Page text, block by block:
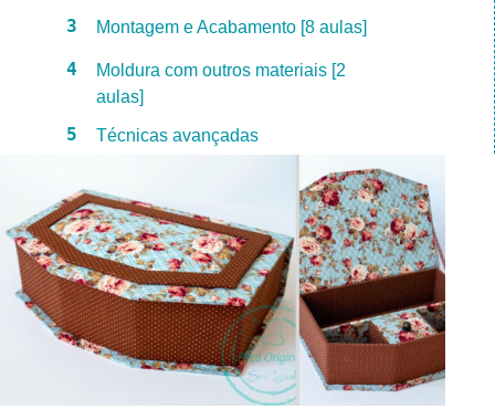
3 Montagem e Acabamento [8 aulas]
4
Moldura com outros materiais [2
aulas]
5 Técnicas avançadas